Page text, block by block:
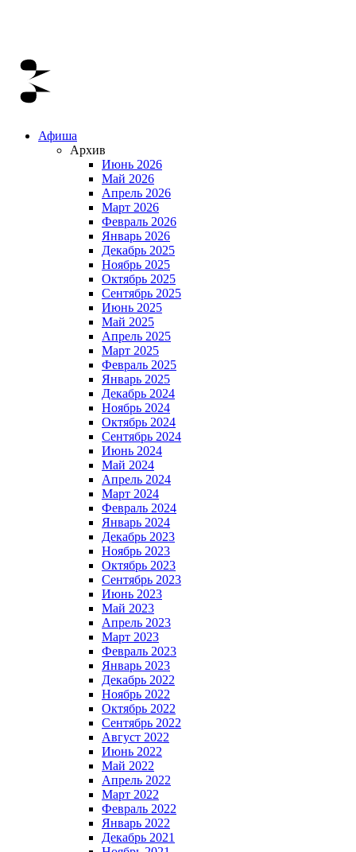
Афиша
Архив
Июнь 2026
Май 2026
Апрель 2026
Март 2026
Февраль 2026
Январь 2026
Декабрь 2025
Ноябрь 2025
Октябрь 2025
Сентябрь 2025
Июнь 2025
Май 2025
Апрель 2025
Март 2025
Февраль 2025
Январь 2025
Декабрь 2024
Ноябрь 2024
Октябрь 2024
Сентябрь 2024
Июнь 2024
Май 2024
Апрель 2024
Март 2024
Февраль 2024
Январь 2024
Декабрь 2023
Ноябрь 2023
Октябрь 2023
Сентябрь 2023
Июнь 2023
Май 2023
Апрель 2023
Март 2023
Февраль 2023
Январь 2023
Декабрь 2022
Ноябрь 2022
Октябрь 2022
Сентябрь 2022
Август 2022
Июнь 2022
Май 2022
Апрель 2022
Март 2022
Февраль 2022
Январь 2022
Декабрь 2021